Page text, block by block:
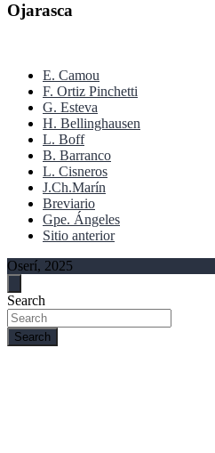
Ojarasca
E. Camou
F. Ortiz Pinchetti
G. Esteva
H. Bellinghausen
L. Boff
B. Barranco
L. Cisneros
J.Ch.Marín
Breviario
Gpe. Ángeles
Sitio anterior
Oserí, 2025
Search
Search